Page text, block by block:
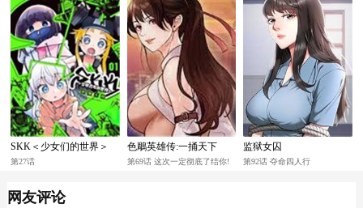
SKK＜少女们的世界＞
第27话
色鵰英雄传:一捅天下
第69话 这次一定彻底了结你!
监狱女囚
第92话 夺命四人行
网友评论